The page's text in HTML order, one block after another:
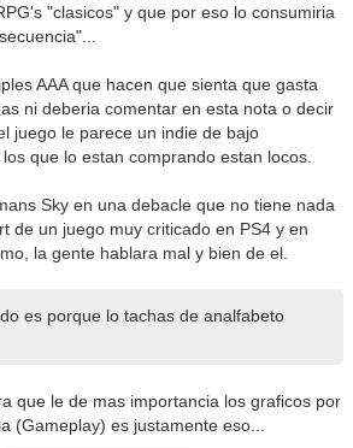
"clasicos" y que por eso lo consumiria
AAA que hacen que sienta que gasta
ni deberia comentar en esta nota o decir
juego le parece un indie de bajo
que lo estan comprando estan locos.
Sky en una debacle que no tiene nada
de un juego muy criticado en PS4 y en
la gente hablara mal y bien de el.
es porque lo tachas de analfabeto
que le de mas importancia los graficos por
(Gameplay) es justamente eso...